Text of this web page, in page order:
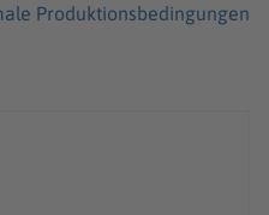
Produktionsbedingungen